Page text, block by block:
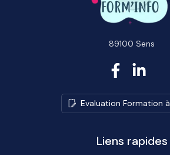
89100 Sens
Evaluation Formation à
Liens rapides